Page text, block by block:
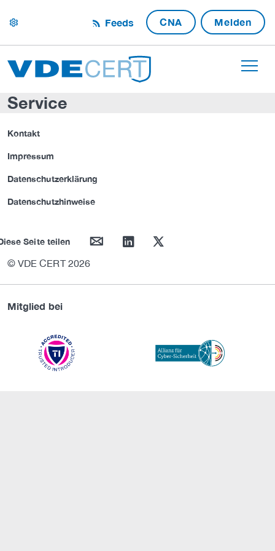
settings Feeds CNA Melden
Service
Kontakt
Impressum
Datenschutzerklärung
Datenschutzhinweise
Seite teilen mail linkedin twitter
© VDE CERT 2026
Mitglied bei